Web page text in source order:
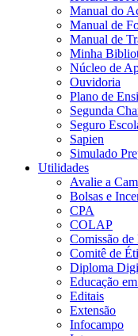
Manual do
Manual de
Manual de
Minha
Núcleo de
Ouvidoria
Plano de
Segunda
Seguro
Sapien
Simulado
Utilidades
Avalie a
Bolsas e
CPA
COLAP
Comissão
Comitê de
Diploma
Educação
Editais
Extensão
Infocampo